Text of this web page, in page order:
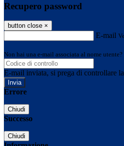
Recupero password
button close ×
E-mail
Non hai una e-mail associata al nome
E-mail inviata, si prega di controllare
Errore
Chiudi
Successo
Chiudi